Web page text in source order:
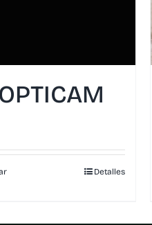
Detalles